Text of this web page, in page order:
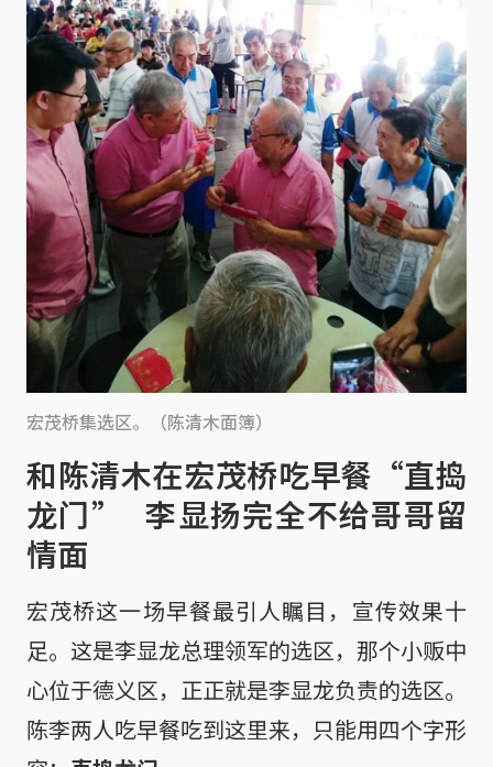
宏茂桥集选区。（陈清木面簿）
和陈清木在宏茂桥吃早餐“直捣
龙门” 李显扬完全不给哥哥留
情面
宏茂桥这一场早餐最引人瞩目，宣传效果十
足。这是李显龙总理领军的选区，那个小贩中
心位于德义区，正正就是李显龙负责的选区。
陈李两人吃早餐吃到这里来，只能用四个字形